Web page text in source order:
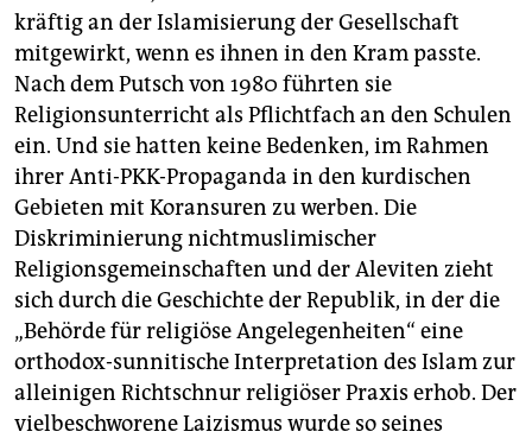
kräftig an der Islamisierung der Gesellschaft
mitgewirkt, wenn es ihnen in den Kram passte.
Nach dem Putsch von 1980 führten sie
Religionsunterricht als Pflichtfach an den Schulen
ein. Und sie hatten keine Bedenken, im Rahmen
ihrer Anti-PKK-Propaganda in den kurdischen
Gebieten mit Koransuren zu werben. Die
Diskriminierung nichtmuslimischer
Religionsgemeinschaften und der Aleviten zieht
sich durch die Geschichte der Republik, in der die
„Behörde für religiöse Angelegenheiten“ eine
orthodox-sunnitische Interpretation des Islam zur
alleinigen Richtschnur religiöser Praxis erhob. Der
vielbeschworene Laizismus wurde so seines